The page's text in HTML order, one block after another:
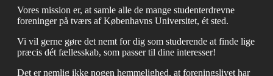
Vores mission er, at samle alle de mange studenterdrevne
foreninger på tværs af Københavns Universitet, ét sted.
Vi vil gerne gøre det nemt for dig som studerende at finde lige
præcis dét fællesskab, som passer til dine interesser!
Det er nemlig ikke nogen hemmelighed, at foreningslivet har